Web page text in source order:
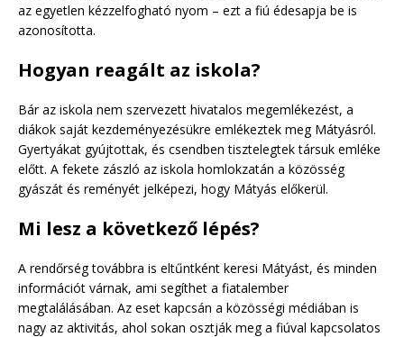
az egyetlen kézzelfogható nyom – ezt a fiú édesapja be is
azonosította.
Hogyan reagált az iskola?
Bár az iskola nem szervezett hivatalos megemlékezést, a
diákok saját kezdeményezésükre emlékeztek meg Mátyásról.
Gyertyákat gyújtottak, és csendben tisztelegtek társuk emléke
előtt. A fekete zászló az iskola homlokzatán a közösség
gyászát és reményét jelképezi, hogy Mátyás előkerül.
Mi lesz a következő lépés?
A rendőrség továbbra is eltűntként keresi Mátyást, és minden
információt várnak, ami segíthet a fiatalember
megtalálásában. Az eset kapcsán a közösségi médiában is
nagy az aktivitás, ahol sokan osztják meg a fiúval kapcsolatos